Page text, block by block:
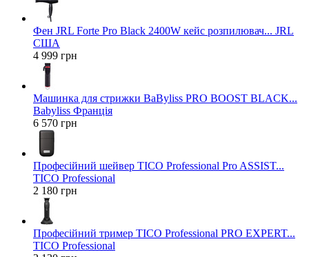
Фен JRL Forte Pro Black 2400W кейс розпилювач... JRL
США
4 999 грн
Машинка для стрижки BaByliss PRO BOOST BLACK...
Babyliss Франція
6 570 грн
Професійний шейвер TICO Professional Pro ASSIST...
TICO Professional
2 180 грн
Професійний тример TICO Professional PRO EXPERT...
TICO Professional